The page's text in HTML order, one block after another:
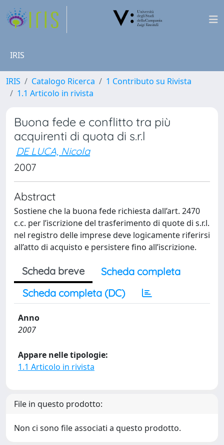
IRIS
IRIS Catalogo Ricerca
1 Contributo su Rivista
1.1 Articolo in rivista
Buona fede e conflitto tra più
acquirenti di quota di s.r.l
DE LUCA, Nicola
2007
Abstract
Sostiene che la buona fede richiesta dall’art. 2470
c.c. per l’iscrizione del trasferimento di quote di s.r.l.
nel registro delle imprese deve logicamente riferirsi
all’atto di acquisto e persistere fino all’iscrizione.
Scheda breve
Scheda completa
Scheda completa (DC)
Anno
2007
Appare nelle tipologie:
1.1 Articolo in rivista
File in questo prodotto:
Non ci sono file associati a questo prodotto.